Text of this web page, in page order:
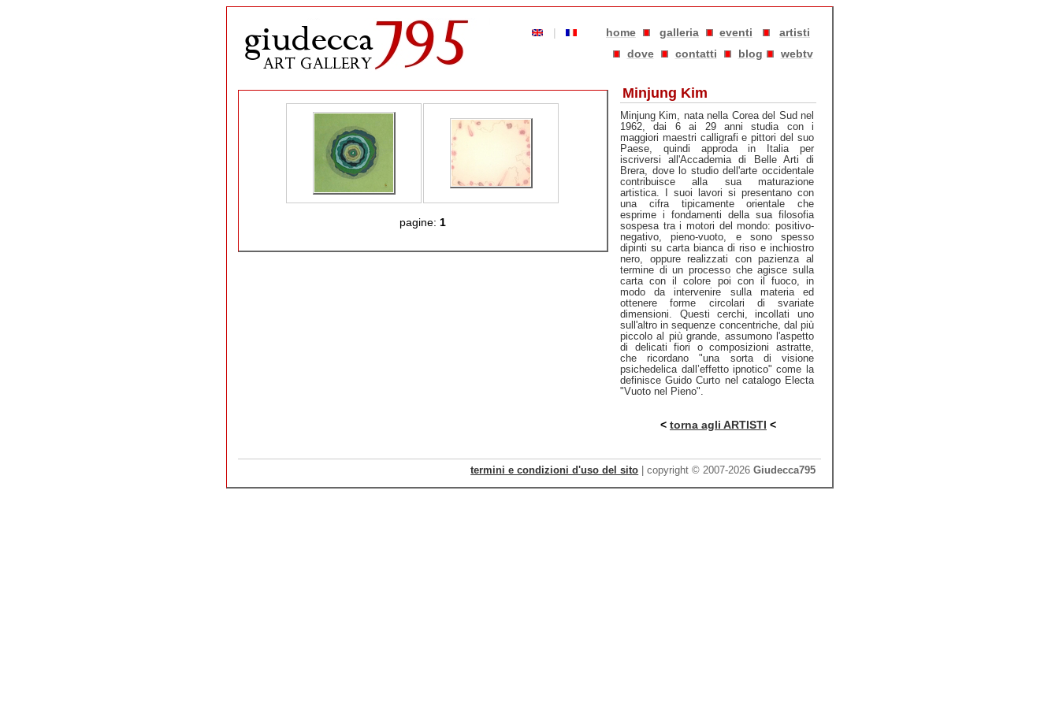
| home galleria eventi
artisti
dove
contatti blog webtv
Minjung Kim
Minjung Kim, nata nella Corea del Sud nel
1962, dai 6 ai 29 anni studia con i
maggiori maestri calligrafi e pittori del suo
Paese, quindi approda in Italia per
iscriversi all'Accademia di Belle Arti di
Brera, dove lo studio dell'arte occidentale
contribuisce alla sua maturazione
artistica. I suoi lavori si presentano con
una cifra tipicamente orientale che
esprime i fondamenti della sua filosofia
sospesa tra i motori del mondo: positivo-
negativo, pieno-vuoto, e sono spesso
dipinti su carta bianca di riso e inchiostro
nero, oppure realizzati con pazienza al
termine di un processo che agisce sulla
carta con il colore poi con il fuoco, in
modo da intervenire sulla materia ed
ottenere forme circolari di svariate
dimensioni. Questi cerchi, incollati uno
sull'altro in sequenze concentriche, dal più
piccolo al più grande, assumono l'aspetto
di delicati fiori o composizioni astratte,
che ricordano "una sorta di visione
psichedelica dall’effetto ipnotico" come la
definisce Guido Curto nel catalogo Electa
"Vuoto nel Pieno".
< torna agli ARTISTI <
pagine: 1
termini e condizioni d'uso del sito | copyright © 2007-2026Giudecca795